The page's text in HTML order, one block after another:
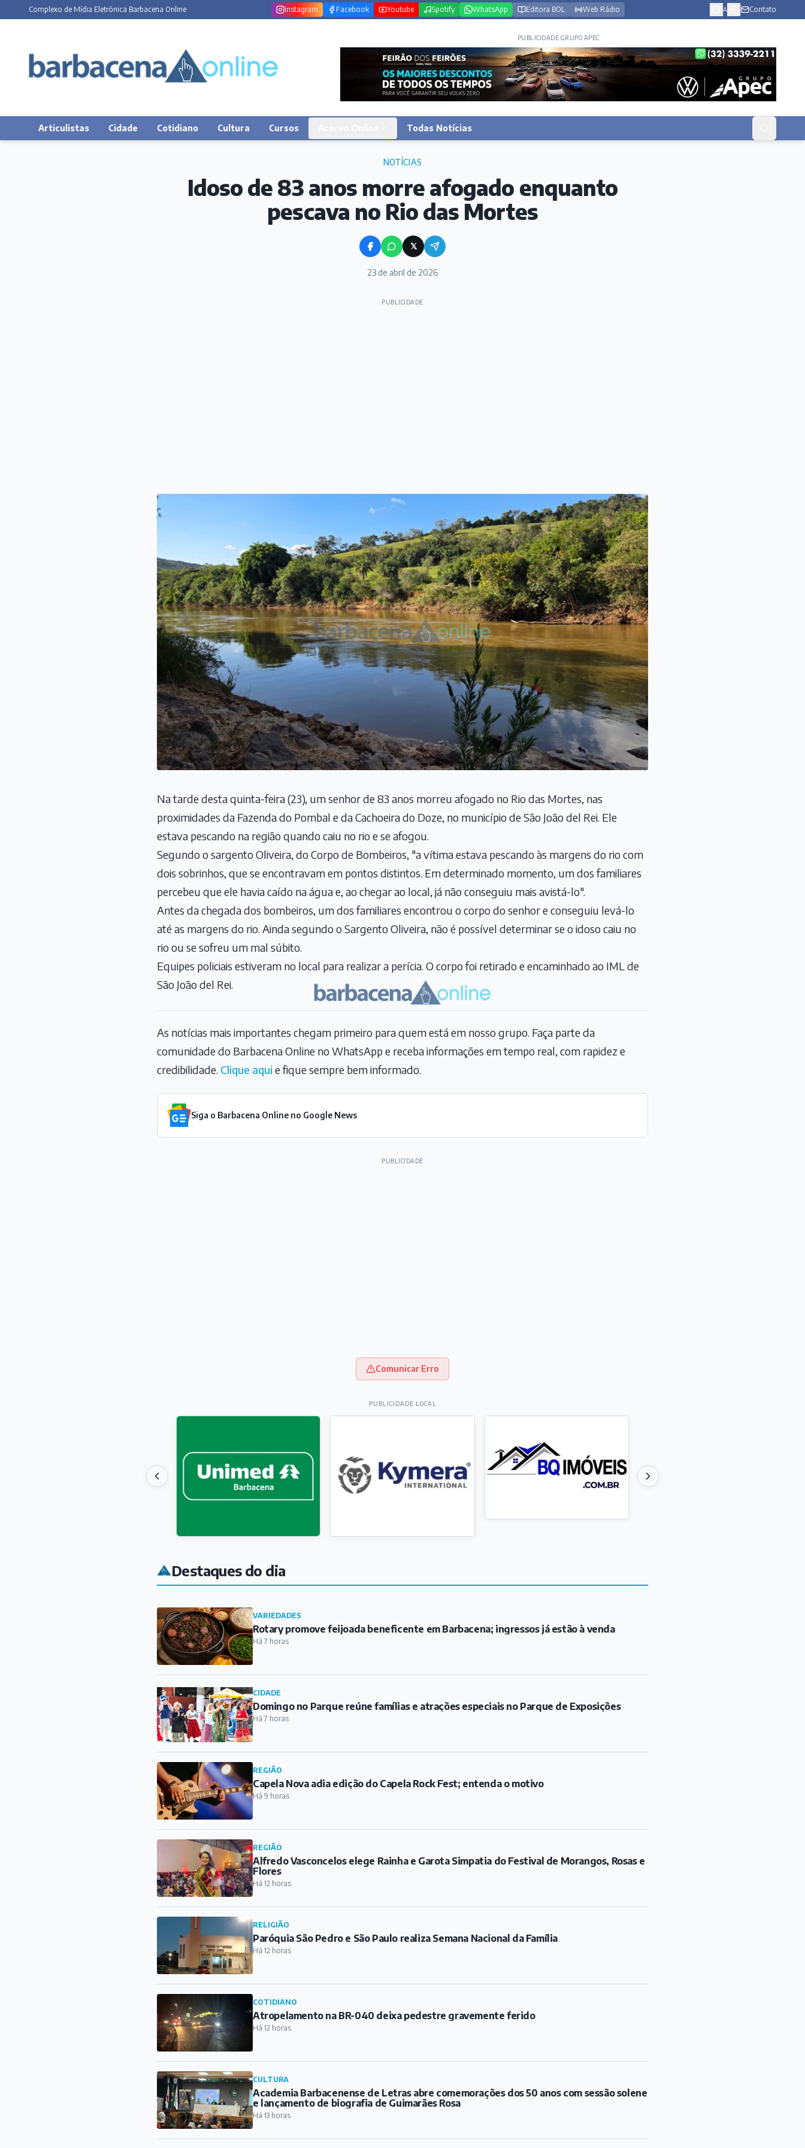
Complexo de Mídia Eletrônica Barbacena Online Instagram Facebook Youtube Spotify WhatsApp Editora BOL Web Rádio A Contato
PUBLICIDADE GRUPO APEC
Articulistas Cidade Cotidiano Cultura Cursos Todas Notícias
NOTÍCIAS
Idoso de 83 anos morre afogado enquanto
pescava no Rio das Mortes
𝕏
23 de abril de 2026
PUBLICIDADE
Na tarde desta quinta-feira (23), um senhor de 83 anos morreu afogado no Rio das Mortes, nas
proximidades da Fazenda do Pombal e da Cachoeira do Doze, no município de São João del Rei. Ele
estava pescando na região quando caiu no rio e se afogou.
Segundo o sargento Oliveira, do Corpo de Bombeiros, "a vítima estava pescando às margens do rio com
dois sobrinhos, que se encontravam em pontos distintos. Em determinado momento, um dos familiares
percebeu que ele havia caído na água e, ao chegar ao local, já não conseguiu mais avistá-lo".
Antes da chegada dos bombeiros, um dos familiares encontrou o corpo do senhor e conseguiu levá-lo
até as margens do rio. Ainda segundo o Sargento Oliveira, não é possível determinar se o idoso caiu no
rio ou se sofreu um mal súbito.
Equipes policiais estiveram no local para realizar a perícia. O corpo foi retirado e encaminhado ao IML de
São João del Rei.
As notícias mais importantes chegam primeiro para quem está em nosso grupo. Faça parte da
comunidade do Barbacena Online no WhatsApp e receba informações em tempo real, com rapidez e
credibilidade. Clique aqui e fique sempre bem informado.
Siga o Barbacena Online no Google News
PUBLICIDADE
Comunicar Erro
PUBLICIDADE LOCAL
Destaques do dia
VARIEDADES
Rotary promove feijoada beneficente em Barbacena; ingressos já estão à venda
Há 7 horas
CIDADE
Domingo no Parque reúne famílias e atrações especiais no Parque de Exposições
Há 7 horas
REGIÃO
Capela Nova adia edição do Capela Rock Fest; entenda o motivo
Há 9 horas
REGIÃO
Alfredo Vasconcelos elege Rainha e Garota Simpatia do Festival de Morangos, Rosas e
Flores
Há 12 horas
RELIGIÃO
Paróquia São Pedro e São Paulo realiza Semana Nacional da Família
Há 12 horas
COTIDIANO
Atropelamento na BR-040 deixa pedestre gravemente ferido
Há 12 horas
CULTURA
Academia Barbacenense de Letras abre comemorações dos 50 anos com sessão solene
e lançamento de biografia de Guimarães Rosa
Há 13 horas